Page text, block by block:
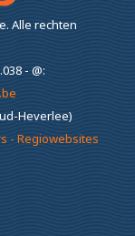
Alle rechten
- @:
Heverlee)
- Regiowebsites